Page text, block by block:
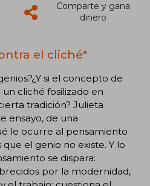
Comparte y gana
dinero
el cliché"
si el concepto de
un cliché fosilizado en
tradición? Julieta
ensayo, de una
le ocurre al pensamiento
el genio no existe. Y lo
se dispara:
por la modernidad,